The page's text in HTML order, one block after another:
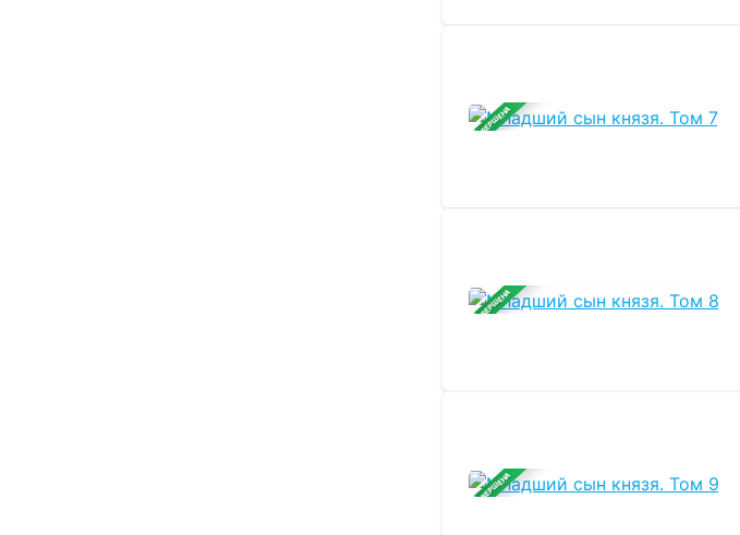
ЗАВЕРШЕНА
ЗАВЕРШЕНА
ЗАВЕРШЕНА